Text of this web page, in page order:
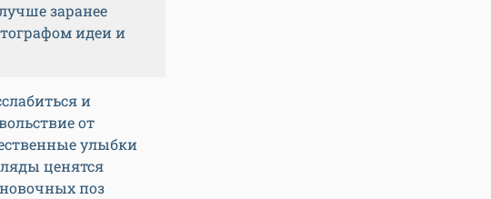
заранее
идеи и
и
от
улыбки
ценятся
поз